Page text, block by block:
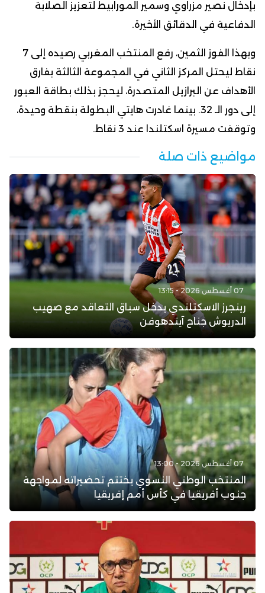
بإدخال نصير مزراوي وسمير المورابيط لتعزيز الصلابة
الدفاعية في الدقائق الأخيرة.
وبهذا الفوز الثمين، رفع المنتخب المغربي رصيده إلى 7
نقاط ليحتل المركز الثاني في المجموعة الثالثة بفارق
الأهداف عن البرازيل المتصدرة، ليحجز بذلك بطاقة العبور
إلى دور الـ 32. بينما غادرت هايتي البطولة بنقطة وحيدة،
وتوقفت مسيرة اسكتلندا عند 3 نقاط.
مواضيع ذات صلة
07 أغسطس 2026 - 13:15
رينجرز الاسكتلندي يدخل سباق التعاقد مع صهيب
الدريوش جناح آيندهوفن
07 أغسطس 2026 - 13:00
المنتخب الوطني النسوي يختتم تحضيراته لمواجهة
جنوب أفريقيا في كأس أمم إفريقيا